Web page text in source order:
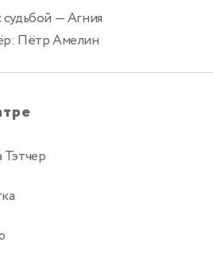
— Агния
Пётр Амелин
Тэтчер